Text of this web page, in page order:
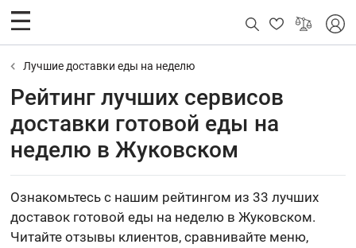
Лучшие доставки еды на неделю
Рейтинг лучших сервисов
доставки готовой еды на
неделю в Жуковском
Ознакомьтесь с нашим рейтингом из 33 лучших
доставок готовой еды на неделю в Жуковском.
Читайте отзывы клиентов, сравнивайте меню,